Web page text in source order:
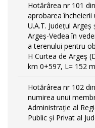
Hotărârea nr 101
aprobarea
U.A.T. Județul
Argeș-Vedea în
a terenului pentru
H Curtea de Argeş
km 0+597, L= 152
Hotărârea nr 102
numirea unui
Administrație al
Public și Privat al